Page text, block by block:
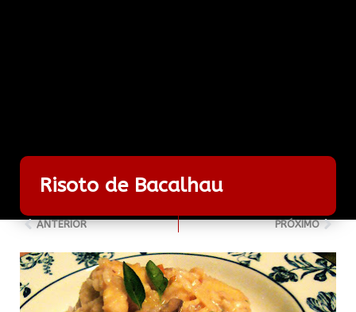
Risoto de Bacalhau
ANTERIOR PRÓXIMO